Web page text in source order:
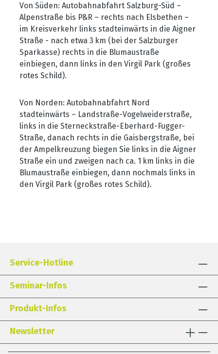
Von Süden: Autobahnabfahrt Salzburg-Süd –
Alpenstraße bis P&R – rechts nach Elsbethen –
im Kreisverkehr links stadteinwärts in die Aigner
Straße - nach etwa 3 km (bei der Salzburger
Sparkasse) rechts in die Blumaustraße
einbiegen, dann links in den Virgil Park (großes
rotes Schild).
Von Norden: Autobahnabfahrt Nord
stadteinwärts – Landstraße-Vogelweiderstraße,
links in die Sterneckstraße-Eberhard-Fugger-
Straße, danach rechts in die Gaisbergstraße, bei
der Ampelkreuzung biegen Sie links in die Aigner
Straße ein und zweigen nach ca. 1 km links in die
Blumaustraße einbiegen, dann nochmals links in
den Virgil Park (großes rotes Schild).
Service-Hotline
Seminar-Infos
Produkt-Infos
Newsletter